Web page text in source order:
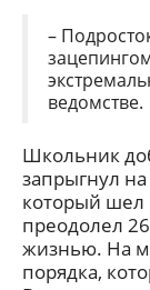
–
ведомстве.
Школьник
запрыгнул
который шел
преодолел
жизнью. На
порядка,